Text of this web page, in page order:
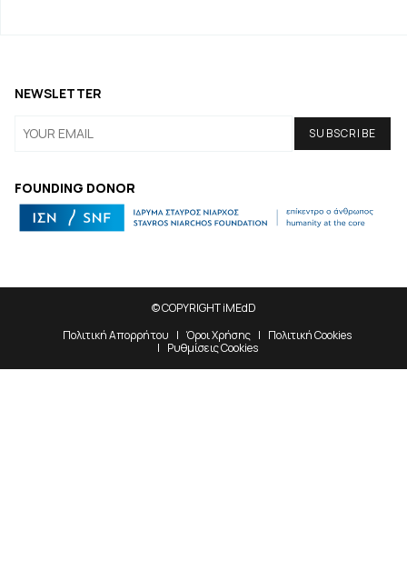
FOUNDING DONOR
NEWSLETTER
© COPYRIGHT iMEdD
Πολιτική Απορρήτου
Όροι Χρήσης
Πολιτική Cookies
Ρυθμίσεις Cookies